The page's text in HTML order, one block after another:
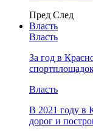
Пред След
Власть
Власть
За год в
Власть
В 2021 году в
дорог и